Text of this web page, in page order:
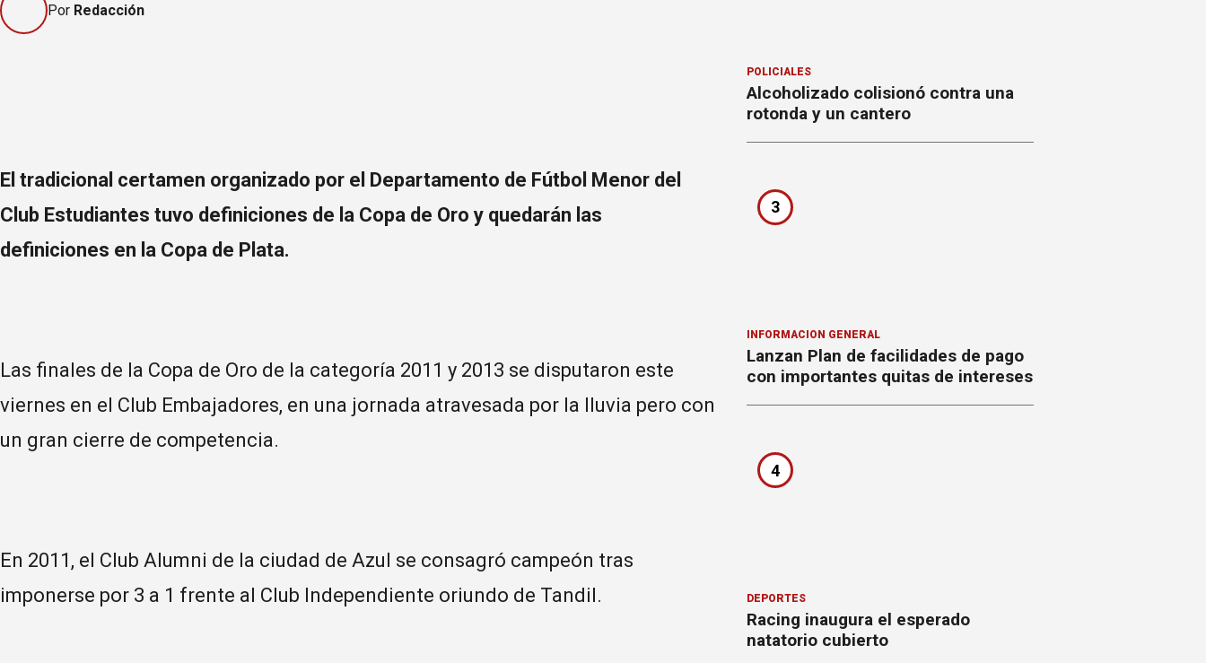
Por Redacción
El tradicional certamen organizado por el Departamento de Fútbol Menor del
Club Estudiantes tuvo definiciones de la Copa de Oro y quedarán las
definiciones en la Copa de Plata.
Las finales de la Copa de Oro de la categoría 2011 y 2013 se disputaron este
viernes en el Club Embajadores, en una jornada atravesada por la lluvia pero con
un gran cierre de competencia.
En 2011, el Club Alumni de la ciudad de Azul se consagró campeón tras
imponerse por 3 a 1 frente al Club Independiente oriundo de Tandil.
POLICIALES
Alcoholizado colisionó contra una
rotonda y un cantero
3
INFORMACION GENERAL
Lanzan Plan de facilidades de pago
con importantes quitas de intereses
4
DEPORTES
Racing inaugura el esperado
natatorio cubierto